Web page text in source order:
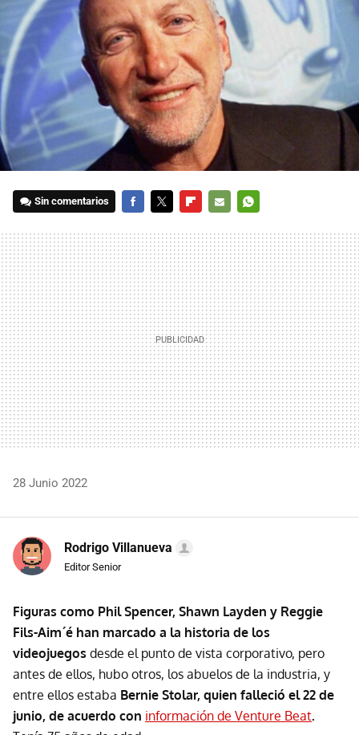
Sin comentarios
MAIL
28 Junio 2022
Rodrigo Villanueva
Editor Senior
Figuras como Phil Spencer, Shawn Layden y Reggie
Fils-Aim´é han marcado a la historia de los
videojuegos desde el punto de vista corporativo, pero
antes de ellos, hubo otros, los abuelos de la industria, y
entre ellos estaba Bernie Stolar, quien falleció el 22 de
junio, de acuerdo con información de Venture Beat.